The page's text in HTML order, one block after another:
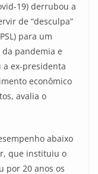
19) derrubou a
de “desculpa”
para um
da pandemia e
ex-presidenta
econômico
avalia o
abaixo
que instituiu o
por 20 anos os